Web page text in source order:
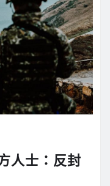
人士：反封